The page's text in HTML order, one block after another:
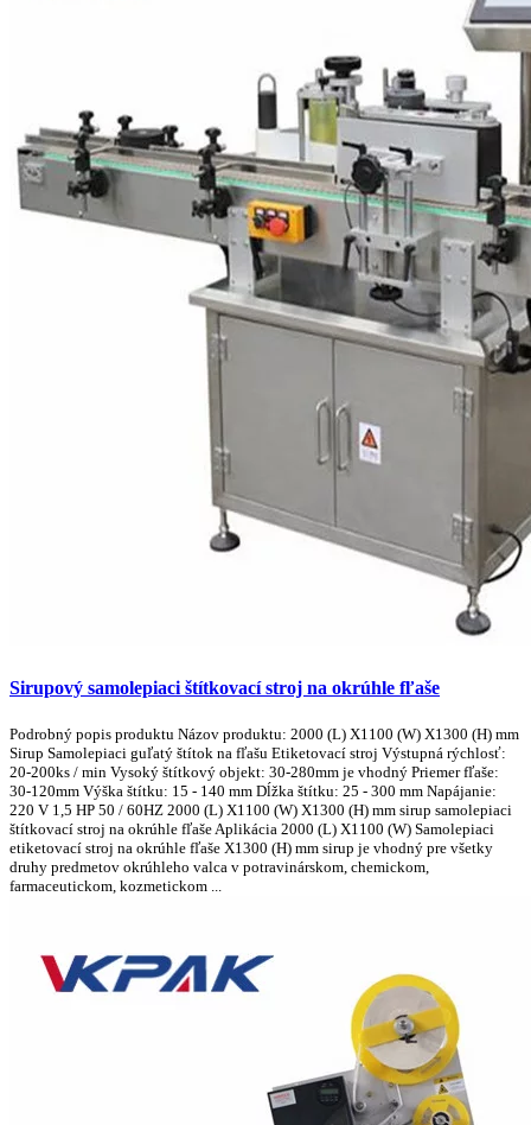
Sirupový samolepiaci štítkovací stroj na okrúhle fľaše
Podrobný popis produktu Názov produktu: 2000 (L) X1100 (W) X1300 (H) mm
Sirup Samolepiaci guľatý štítok na fľašu Etiketovací stroj Výstupná rýchlosť:
20-200ks / min Vysoký štítkový objekt: 30-280mm je vhodný Priemer fľaše:
30-120mm Výška štítku: 15 - 140 mm Dĺžka štítku: 25 - 300 mm Napájanie:
220 V 1,5 HP 50 / 60HZ 2000 (L) X1100 (W) X1300 (H) mm sirup samolepiaci
štítkovací stroj na okrúhle fľaše Aplikácia 2000 (L) X1100 (W) Samolepiaci
etiketovací stroj na okrúhle fľaše X1300 (H) mm sirup je vhodný pre všetky
druhy predmetov okrúhleho valca v potravinárskom, chemickom,
farmaceutickom, kozmetickom ...